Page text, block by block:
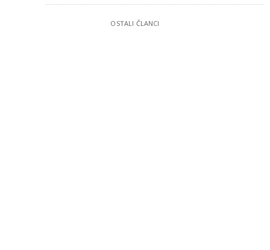
OSTALI ČLANCI